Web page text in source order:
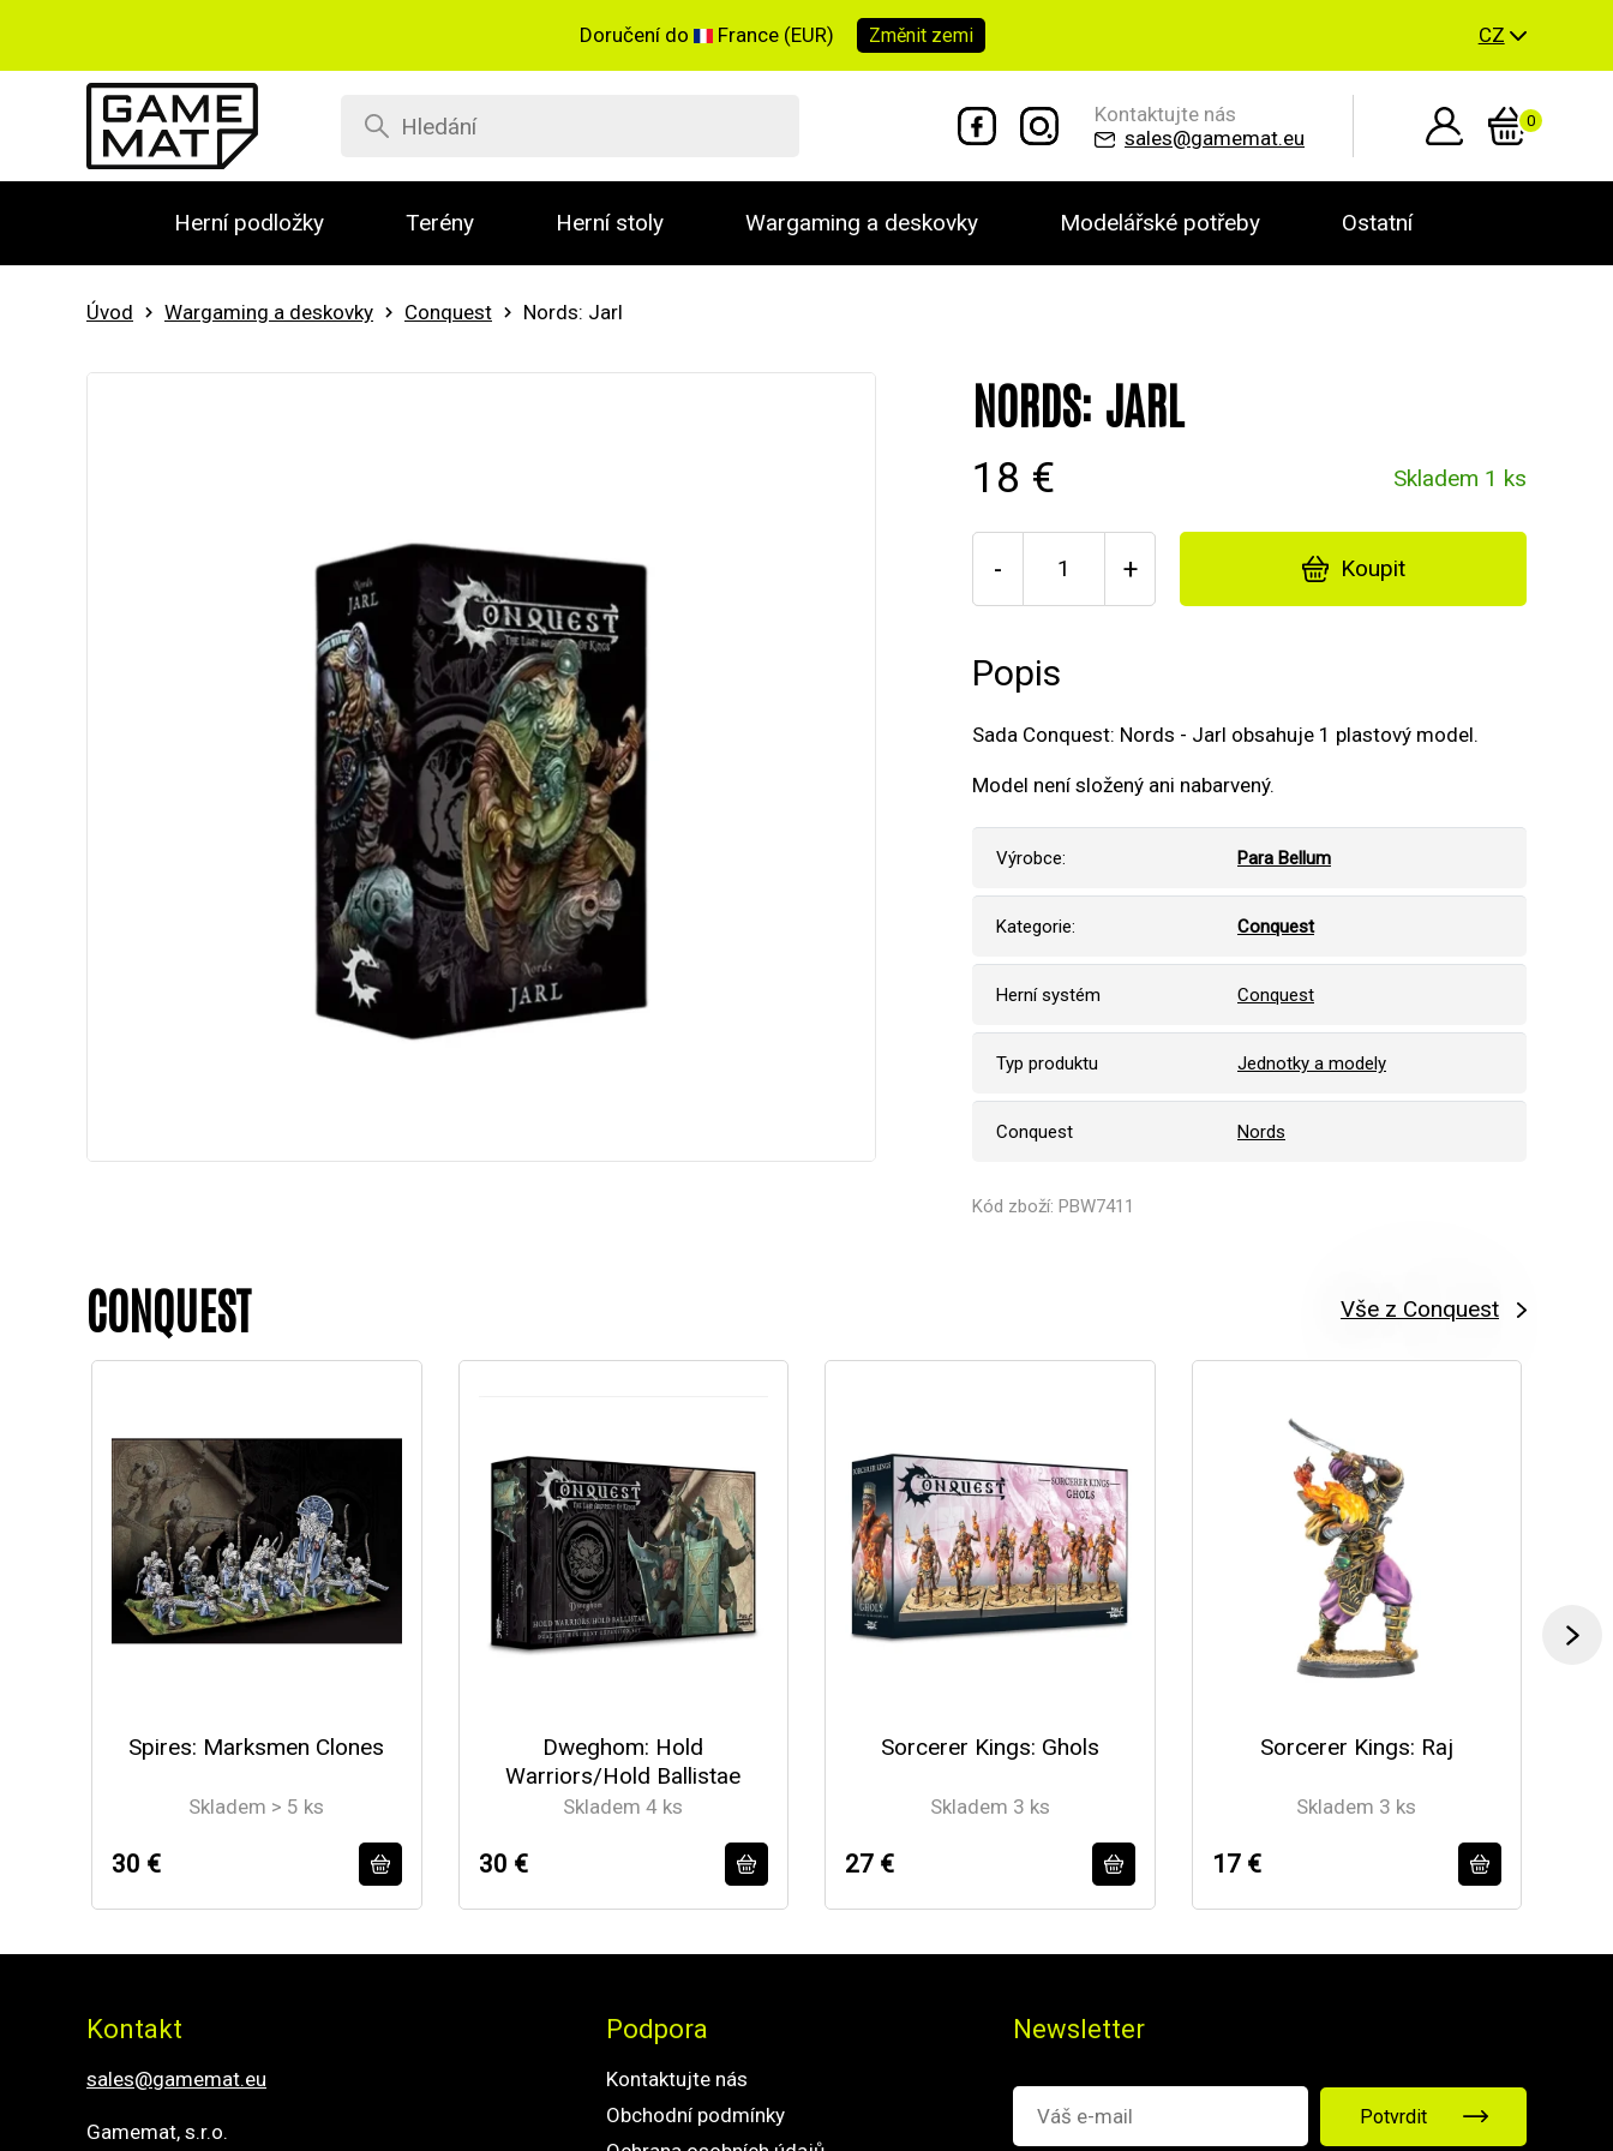
Doručení do France (EUR) Změnit zemi CZ
Kontaktujte nás
sales@gamemat.eu
0
Herní podložky Terény Herní stoly Wargaming a deskovky Modelářské potřeby Ostatní
Úvod Wargaming a deskovky Conquest Nords: Jarl
NORDS: JARL
18 € Skladem 1 ks
- + Koupit
Popis
Sada Conquest: Nords - Jarl obsahuje 1 plastový model.
Model není složený ani nabarvený.
Výrobce: Para Bellum
Kategorie: Conquest
Herní systém Conquest
Typ produktu Jednotky a modely
Conquest Nords
Kód zboží: PBW7411
CONQUEST Vše z Conquest
Spires: Marksmen Clones
Skladem > 5 ks
30 €
Dweghom: Hold
Warriors/Hold Ballistae
Skladem 4 ks
30 €
Sorcerer Kings: Ghols
Skladem 3 ks
27 €
Sorcerer Kings: Raj
Skladem 3 ks
17 €
Kontakt
sales@gamemat.eu
Gamemat, s.r.o.
Podpora
Kontaktujte nás
Obchodní podmínky
Newsletter
Potvrdit